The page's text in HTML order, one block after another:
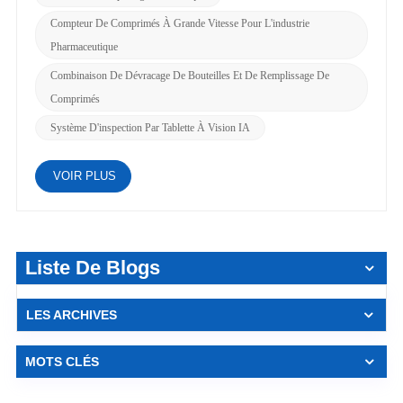
Compteur De Comprimés À Grande Vitesse Pour L'industrie
Pharmaceutique
Combinaison De Dévracage De Bouteilles Et De Remplissage De
Comprimés
Système D'inspection Par Tablette À Vision IA
VOIR PLUS
Liste De Blogs
LES ARCHIVES
MOTS CLÉS